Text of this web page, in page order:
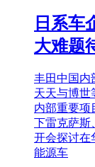
日系车
大难题
丰田中国内
天天与博世
内部重要项
下雷克萨斯
开会探讨在
能源车